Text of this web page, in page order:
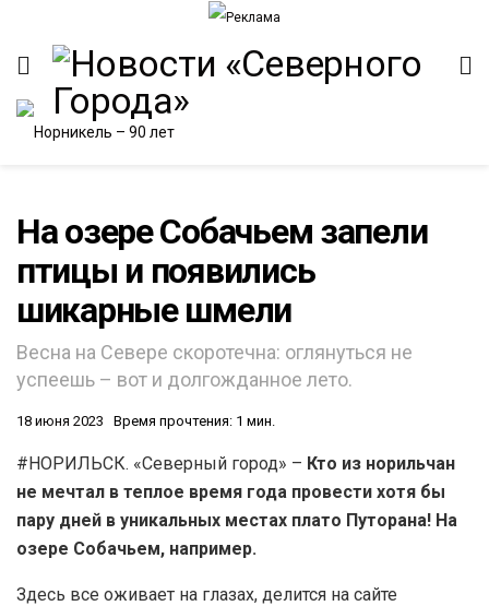
На озере Собачьем запели
птицы и появились
шикарные шмели
Весна на Севере скоротечна: оглянуться не
успеешь – вот и долгожданное лето.
18 июня 2023 Время прочтения: 1 мин.
#НОРИЛЬСК. «Северный город» – Кто из норильчан
не мечтал в теплое время года провести хотя бы
пару дней в уникальных местах плато Путорана! На
озере Собачьем, например.
Здесь все оживает на глазах, делится на сайте